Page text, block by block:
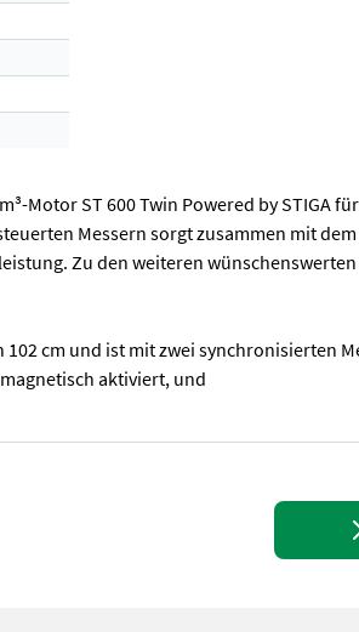
Motor ST 600 Twin Powered by STIGA
Messern sorgt zusammen mit
Zu den weiteren
cm und ist mit zwei synchronisierten
aktiviert, und
Motor ST 600 Twin Powered by